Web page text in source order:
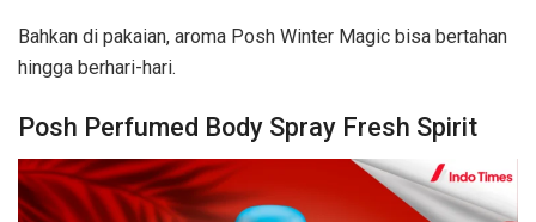
Bahkan di pakaian, aroma Posh Winter Magic bisa bertahan
hingga berhari-hari.
Posh Perfumed Body Spray Fresh Spirit